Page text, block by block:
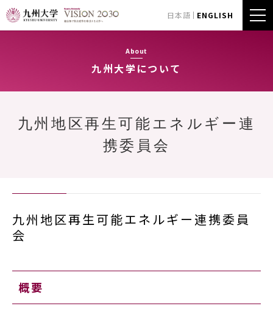
日本語 ENGLISH
About
九州大学について
九州地区再生可能エネルギー連
携委員会
九州地区再生可能エネルギー連携委員
会
概要